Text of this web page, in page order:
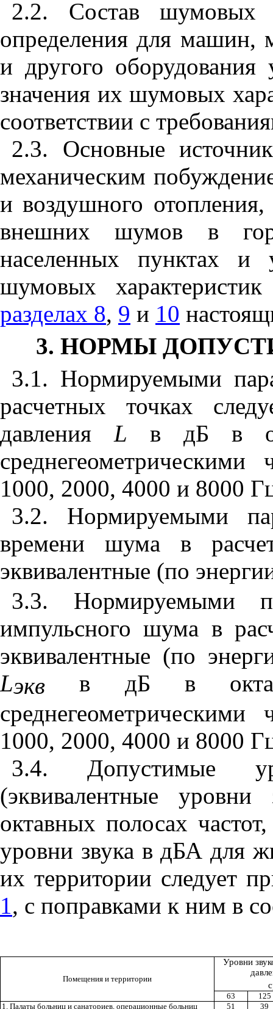
2.2. Состав шумовых
определения для машин,
и другого
значения их шумовых
соответствии с
2.3. Основные
механическим
и воздушного
внешних шумов в
населенных пунктах и
шумовых
разделах 8, 9 и 10
3. НОРМЫ
3.1. Нормируемыми
расчетных точках
давления L в дБ в
1000, 2000, 4000 и 8000
3.2. Нормируемыми
времени шума в
эквивалентные (по
3.3. Нормируемыми
импульсного шума в
эквивалентные (по
Lэкв в дБ в
1000, 2000, 4000 и 8000
3.4. Допустимые
(эквивалентные
октавных полосах
уровни звука в дБА для
их территории следует
1, с поправками к ним в
Помещения и территории
Уровни
63
125
1. Палаты больниц и санаториев, операционные больниц
51 39